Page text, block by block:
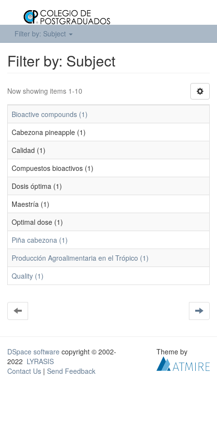
Filter by: Subject
Filter by: Subject
Now showing items 1-10
Bioactive compounds (1)
Cabezona pineapple (1)
Calidad (1)
Compuestos bioactivos (1)
Dosis óptima (1)
Maestría (1)
Optimal dose (1)
Piña cabezona (1)
Producción Agroalimentaria en el Trópico (1)
Quality (1)
DSpace software copyright © 2002-
2022 LYRASIS
Contact Us | Send Feedback
Theme by